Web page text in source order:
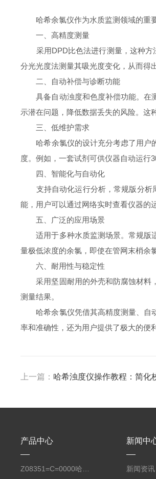
哈希余氯仪作为水质监测领域的重要
一、高精度测量
采用DPD比色法进行测量，这种方
分光光度法测量其吸光度变化，从而得
二、自动补偿与诊断功能
具备自动浊度和色度补偿功能。在测
示潜在问题，降低数据丢失的风险。这
三、低维护需求
哈希余氯仪的设计充分考虑了用户的
度。例如，一套试剂可供仪器自动运行
四、智能化与自动化
支持自动化运行分析，常规版分析周
能，用户可以通过网络实时查看仪器的
五、广泛的应用场景
适用于多种水质监测场景。常规版适
量极低浓度的余氯，即使在管网末梢余
六、耐用性与稳定性
采用坚固耐用的外壳和防腐蚀材料，
测量结果。
哈希余氯仪凭借其高精度测量、自动
率和准确性，还为用户提供了极大的便
上一篇： 哈希浊度仪操作教程：简化
产品中心 新闻中
新闻资讯